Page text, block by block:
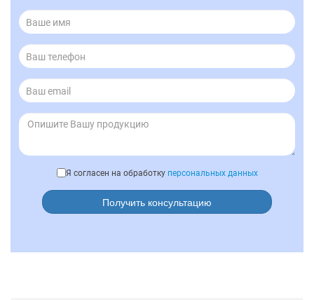
Я согласен на обработку персональных данных
Получить консультацию